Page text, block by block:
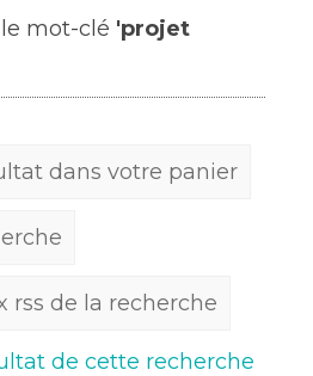
mot-clé 'projet
dans votre panier
rss de la recherche
de cette recherche